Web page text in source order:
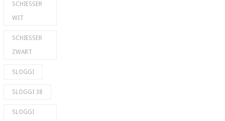
SCHIESSER
WIT
SCHIESSER
ZWART
SLOGGI
SLOGGI 38
SLOGGI